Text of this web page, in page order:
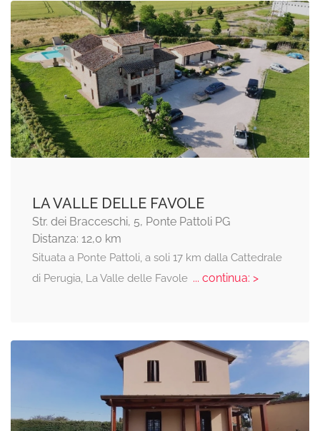
LA VALLE DELLE FAVOLE
Str. dei Bracceschi, 5, Ponte Pattoli PG
Distanza: 12,0 km
Situata a Ponte Pattoli, a soli 17 km dalla Cattedrale
di Perugia, La Valle delle Favole... continua: >